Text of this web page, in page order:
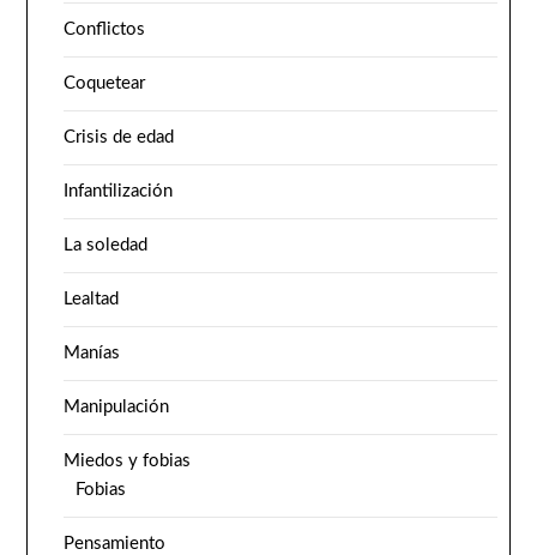
Conflictos
Coquetear
Crisis de edad
Infantilización
La soledad
Lealtad
Manías
Manipulación
Miedos y fobias
Fobias
Pensamiento